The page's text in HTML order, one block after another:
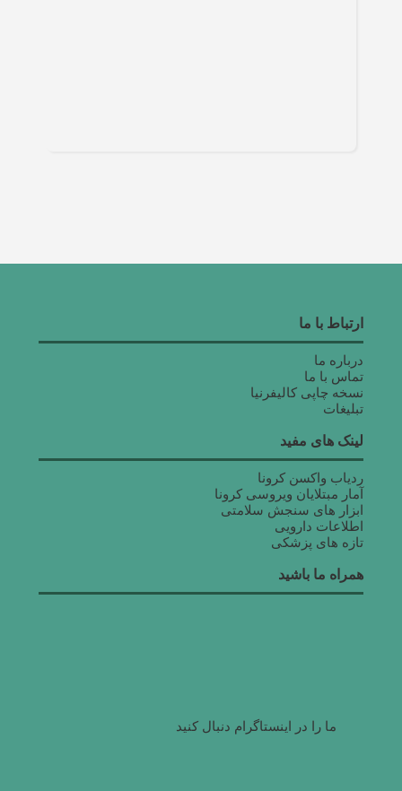
ارتباط با ما
درباره ما
تماس با ما
نسخه چاپی کالیفرنیا
تبلیغات
لینک های مفید
ردیاب واکسن کرونا
آمار مبتلایان ویروسی کرونا
ابزار های سنجش سلامتی
اطلاعات دارویی
تازه های پزشکی
همراه ما باشید
ما را در اینستاگرام دنبال کنید